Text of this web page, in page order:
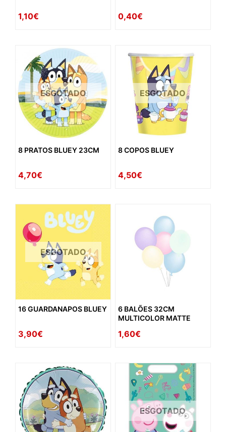
1,10€ 0,40€
ESGOTADO
8 PRATOS BLUEY 23CM
4,70€
ESGOTADO
8 COPOS BLUEY
4,50€
ESGOTADO
16 GUARDANAPOS BLUEY
3,90€
6 BALÕES 32CM
MULTICOLOR MATTE
1,60€
ESGOTADO